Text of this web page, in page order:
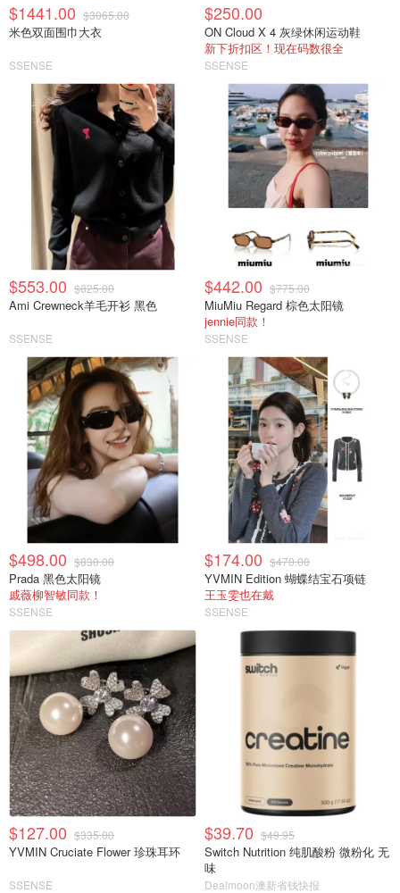
$1441.00 $3065.00
米色双面围巾大衣
SSENSE
$250.00
ON Cloud X 4 灰绿休闲运动鞋
新下折扣区！现在码数很全
SSENSE
$553.00 $825.00
Ami Crewneck羊毛开衫 黑色
SSENSE
$442.00 $775.00
MiuMiu Regard 棕色太阳镜
jennie同款！
SSENSE
$498.00 $830.00
Prada 黑色太阳镜
戚薇柳智敏同款！
SSENSE
$174.00 $470.00
YVMIN Edition 蝴蝶结宝石项链
王玉雯也在戴
SSENSE
$127.00 $335.00
YVMIN Cruciate Flower 珍珠耳环
SSENSE
$39.70 $49.95
Switch Nutrition 纯肌酸粉 微粉化 无
味
Dealmoon澳新省钱快报